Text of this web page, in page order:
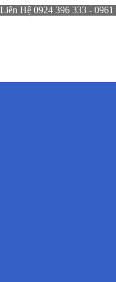
Hệ 0924 396 333 - 0961